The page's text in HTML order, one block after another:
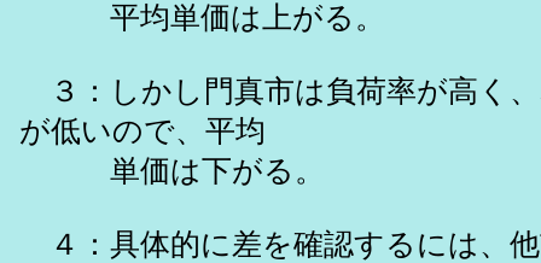
平均単価は上がる。
３：しかし門真市は負荷率が高く
が低いので、平均
単価は下がる。
４：具体的に差を確認するには、